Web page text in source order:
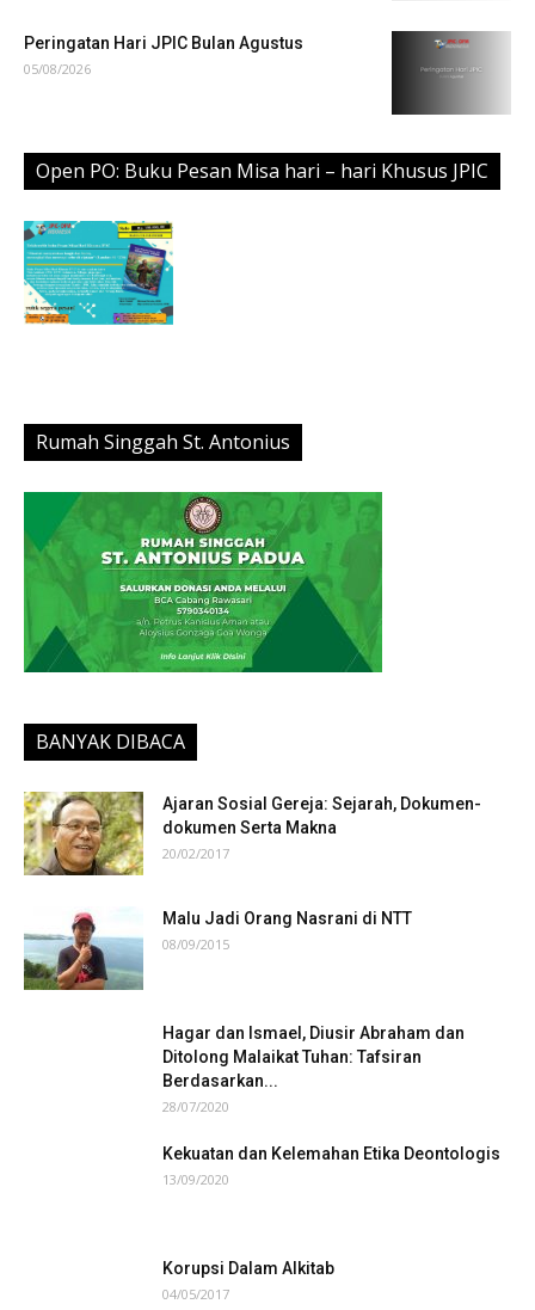
Peringatan Hari JPIC Bulan Agustus
05/08/2026
Open PO: Buku Pesan Misa hari – hari Khusus JPIC
Rumah Singgah St. Antonius
BANYAK DIBACA
Ajaran Sosial Gereja: Sejarah, Dokumen-
dokumen Serta Makna
20/02/2017
Malu Jadi Orang Nasrani di NTT
08/09/2015
Hagar dan Ismael, Diusir Abraham dan
Ditolong Malaikat Tuhan: Tafsiran
Berdasarkan...
28/07/2020
Kekuatan dan Kelemahan Etika Deontologis
13/09/2020
Korupsi Dalam Alkitab
04/05/2017